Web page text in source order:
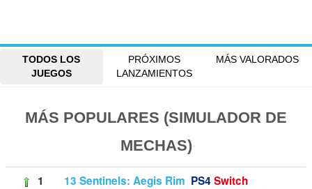
TODOS LOS
JUEGOS
PRÓXIMOS
LANZAMIENTOS
MÁS VALORADOS
MÁS POPULARES (SIMULADOR DE
MECHAS)
1 13 Sentinels: Aegis Rim PS4 Switch